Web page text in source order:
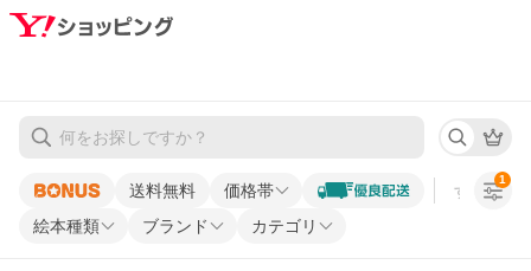
送料無料 価格帯 すべての条
絵本種類 ブランド カテゴリ
1